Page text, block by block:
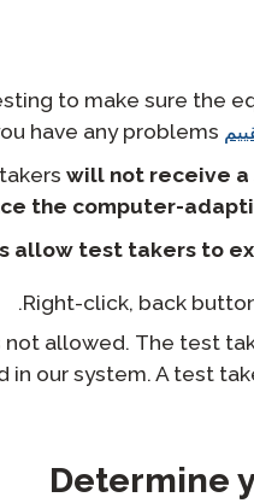
to make sure the
will not receive a
the computer-
allow test takers to
Right-click, back
not allowed. The test
in our system. A test
Determine